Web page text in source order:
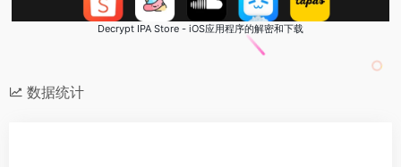
‌Decrypt IPA Store - iOS应用程序的解密和下载
数据统计